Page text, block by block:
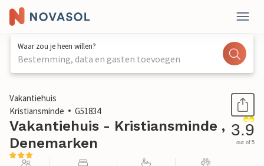
Waar zou je heen willen?
Bestemming, data en gasten toevoegen
1 / 22
Vakantiehuis
Kristiansminde
G51834
Vakantiehuis - Kristiansminde ,
Denemarken
3.9
out of 5